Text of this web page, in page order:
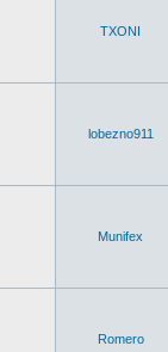
TXONI
lobezno911
Munifex
Romero